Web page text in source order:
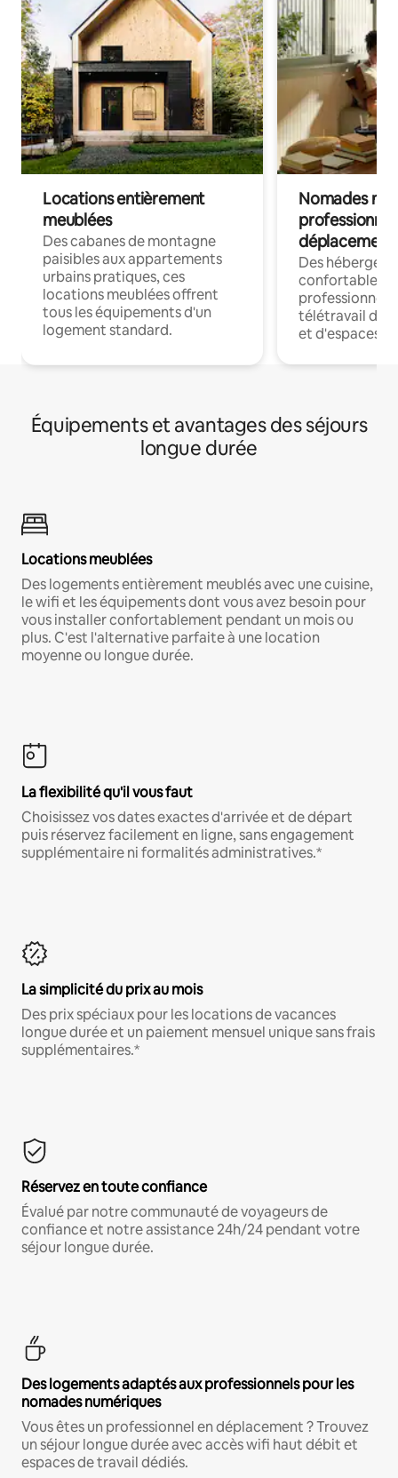
Locations entièrement
meublées
Des cabanes de montagne
paisibles aux appartements
urbains pratiques, ces
locations meublées offrent
tous les équipements d'un
logement standard.
Nomades
déplacement
Des
confortables
professionnels
télétravail
et d'espaces
Équipements et avantages des séjours
longue durée
Locations meublées
Des logements entièrement meublés avec une cuisine,
le wifi et les équipements dont vous avez besoin pour
vous installer confortablement pendant un mois ou
plus. C'est l'alternative parfaite à une location
moyenne ou longue durée.
La flexibilité qu'il vous faut
Choisissez vos dates exactes d'arrivée et de départ
puis réservez facilement en ligne, sans engagement
supplémentaire ni formalités administratives.*
La simplicité du prix au mois
Des prix spéciaux pour les locations de vacances
longue durée et un paiement mensuel unique sans frais
supplémentaires.*
Réservez en toute confiance
Évalué par notre communauté de voyageurs de
confiance et notre assistance 24h/24 pendant votre
séjour longue durée.
Des logements adaptés aux professionnels pour les
nomades numériques
Vous êtes un professionnel en déplacement ? Trouvez
un séjour longue durée avec accès wifi haut débit et
espaces de travail dédiés.